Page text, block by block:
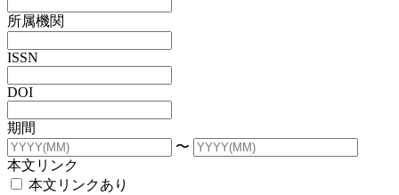
所属機関
ISSN
DOI
期間
〜
本文リンク
本文リンクあり